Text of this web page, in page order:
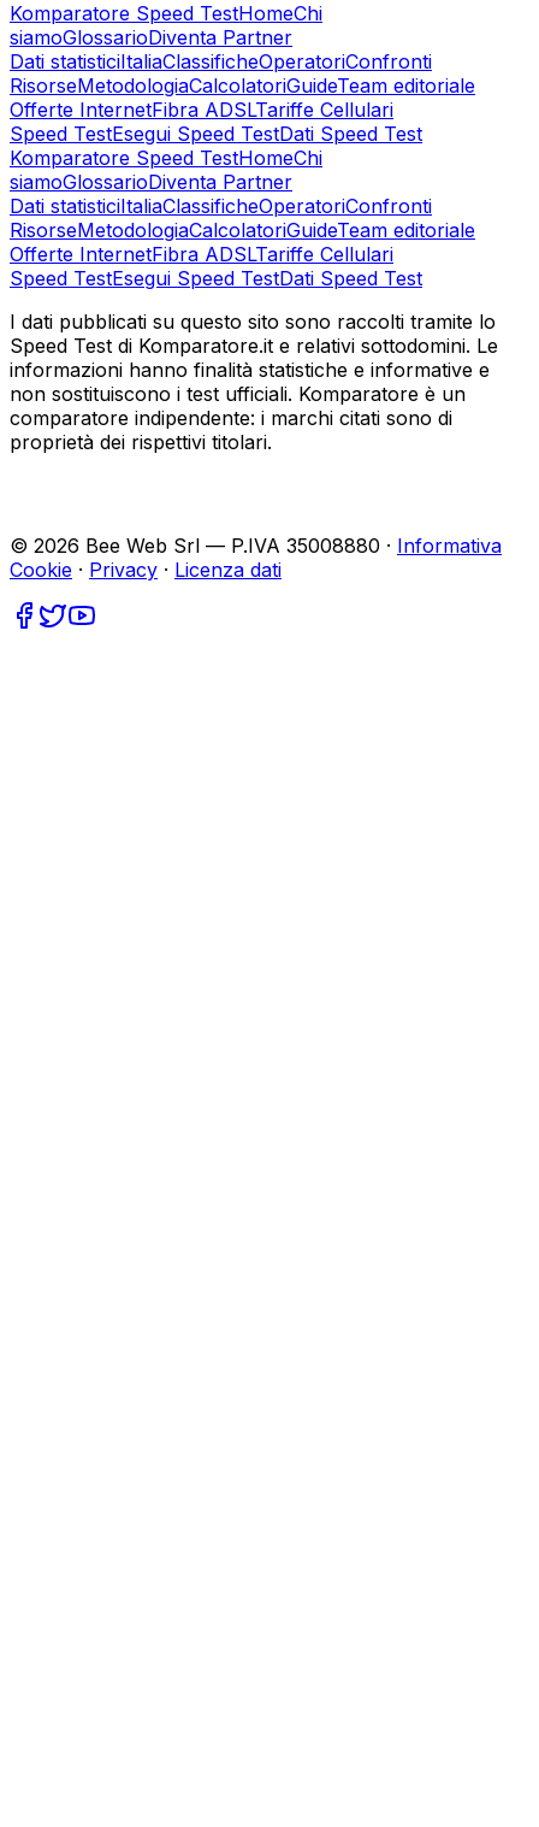
Komparatore Speed TestHomeChi
siamoGlossarioDiventa Partner
Dati statisticiItaliaClassificheOperatoriConfronti
RisorseMetodologiaCalcolatoriGuideTeam editoriale
Offerte InternetFibra ADSLTariffe Cellulari
Speed TestEsegui Speed TestDati Speed Test
Komparatore Speed TestHomeChi
siamoGlossarioDiventa Partner
Dati statisticiItaliaClassificheOperatoriConfronti
RisorseMetodologiaCalcolatoriGuideTeam editoriale
Offerte InternetFibra ADSLTariffe Cellulari
Speed TestEsegui Speed TestDati Speed Test
I dati pubblicati su questo sito sono raccolti tramite lo
Speed Test di Komparatore.it e relativi sottodomini. Le
informazioni hanno finalità statistiche e informative e
non sostituiscono i test ufficiali. Komparatore è un
comparatore indipendente: i marchi citati sono di
proprietà dei rispettivi titolari.
© 2026 Bee Web Srl — P.IVA 35008880 · Informativa
Cookie · Privacy · Licenza dati